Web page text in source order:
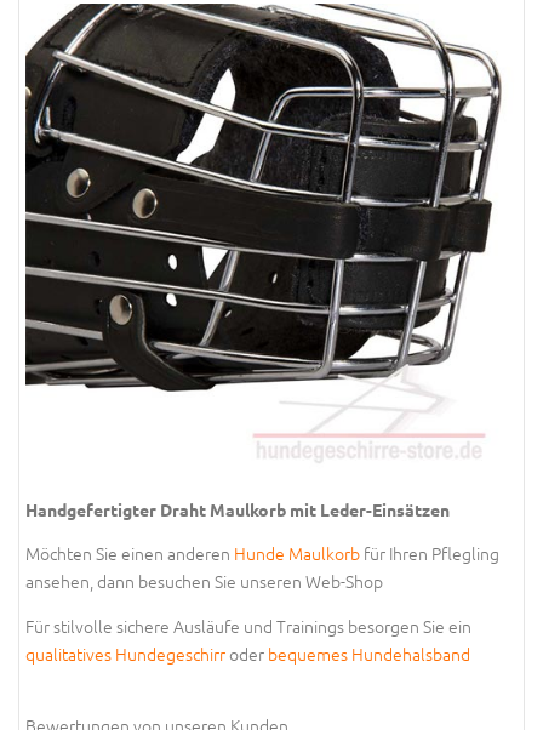
Handgefertigter Draht Maulkorb mit Leder-Einsätzen
Möchten Sie einen anderen Hunde Maulkorb für Ihren Pflegling
ansehen, dann besuchen Sie unseren Web-Shop
Für stilvolle sichere Ausläufe und Trainings besorgen Sie ein
qualitatives Hundegeschirroder bequemes Hundehalsband